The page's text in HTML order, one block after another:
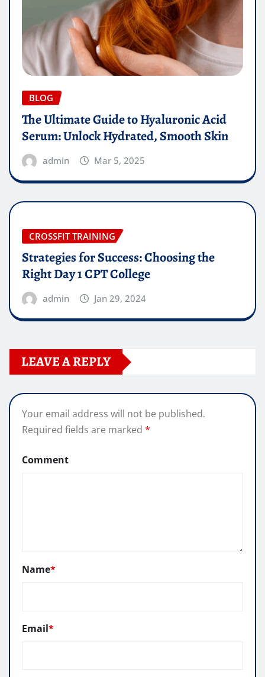
BLOG
The Ultimate Guide to Hyaluronic Acid
Serum: Unlock Hydrated, Smooth Skin
admin Mar 5, 2025
CROSSFIT TRAINING
Strategies for Success: Choosing the
Right Day 1 CPT College
admin Jan 29, 2024
LEAVE A REPLY
Your email address will not be published.
Required fields are marked *
Comment
Name*
Email*